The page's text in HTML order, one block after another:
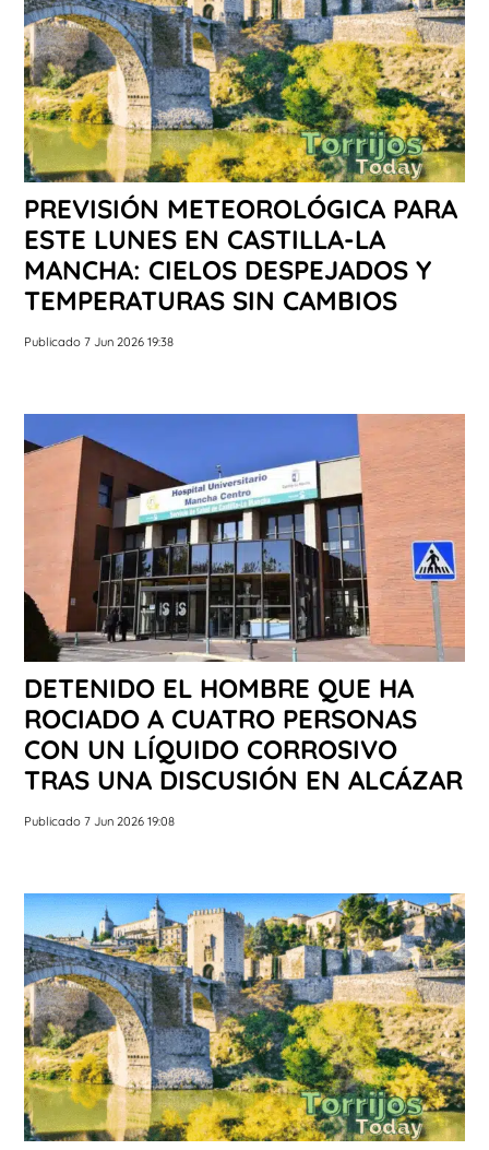
PREVISIÓN METEOROLÓGICA PARA
ESTE LUNES EN CASTILLA-LA
MANCHA: CIELOS DESPEJADOS Y
TEMPERATURAS SIN CAMBIOS
Publicado 7 Jun 2026 19:38
DETENIDO EL HOMBRE QUE HA
ROCIADO A CUATRO PERSONAS
CON UN LÍQUIDO CORROSIVO
TRAS UNA DISCUSIÓN EN ALCÁZAR
Publicado 7 Jun 2026 19:08